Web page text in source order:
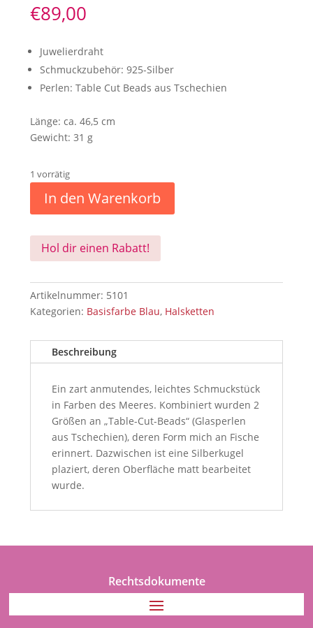
€89,00
Juwelierdraht
Schmuckzubehör: 925-Silber
Perlen: Table Cut Beads aus Tschechien
Länge: ca. 46,5 cm
Gewicht: 31 g
1 vorrätig
In den Warenkorb
Hol dir einen Rabatt!
Artikelnummer: 5101
Kategorien: Basisfarbe Blau, Halsketten
Beschreibung
Ein zart anmutendes, leichtes Schmuckstück
in Farben des Meeres. Kombiniert wurden 2
Größen an „Table-Cut-Beads“ (Glasperlen
aus Tschechien), deren Form mich an Fische
erinnert. Dazwischen ist eine Silberkugel
plaziert, deren Oberfläche matt bearbeitet
wurde.
Rechtsdokumente